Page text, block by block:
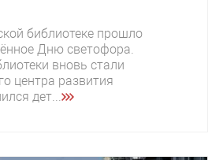
библиотеке прошло
Дню светофора.
вновь стали
центра развития
дет...